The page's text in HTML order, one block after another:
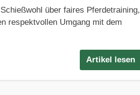
über faires Pferdetraining,
respektvollen Umgang mit dem
Artikel lesen